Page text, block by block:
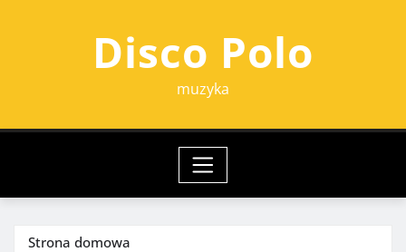
Disco Polo
muzyka
Strona domowa